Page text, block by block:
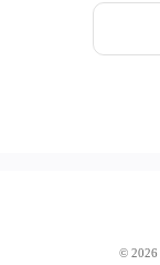
© 2026